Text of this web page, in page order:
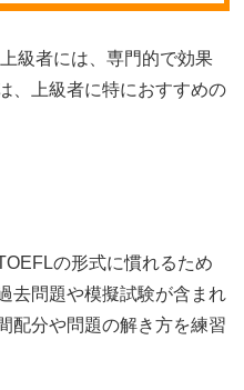
級者には、専門的で効果
、上級者に特におすすめの
の形式に慣れるため
去問題や模擬試験が含まれ
配分や問題の解き方を練習